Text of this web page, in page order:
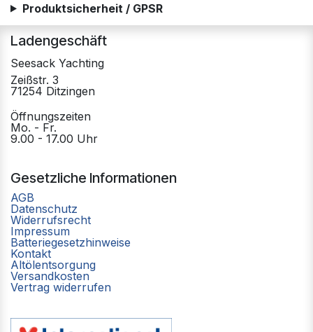
Produktsicherheit / GPSR
Ladengeschäft
Seesack Yachting
Zeißstr. 3
71254 Ditzingen
Öffnungszeiten
Mo. - Fr.
9.00 - 17.00 Uhr
Gesetzliche Informationen
AGB
Datenschutz
Widerrufsrecht
Impressum
Batteriegesetzhinweise
Kontakt
Altölentsorgung
Versandkosten
Vertrag widerrufen